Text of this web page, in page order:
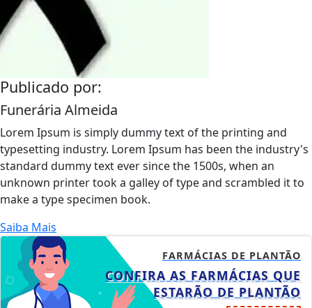
Publicado por:
Funerária Almeida
Lorem Ipsum is simply dummy text of the printing and
typesetting industry. Lorem Ipsum has been the industry's
standard dummy text ever since the 1500s, when an
unknown printer took a galley of type and scrambled it to
make a type specimen book.
Saiba Mais
FARMÁCIAS DE PLANTÃO
CONFIRA AS FARMÁCIAS QUE
ESTARÃO DE PLANTÃO